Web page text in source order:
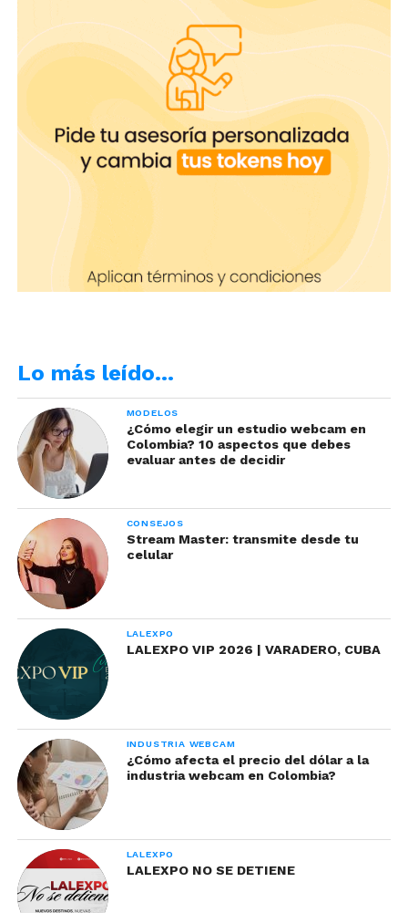
Lo más leído…
MODELOS
¿Cómo elegir un estudio webcam en
Colombia? 10 aspectos que debes
evaluar antes de decidir
CONSEJOS
Stream Master: transmite desde tu
celular
LALEXPO
LALEXPO VIP 2026 | VARADERO, CUBA
INDUSTRIA WEBCAM
¿Cómo afecta el precio del dólar a la
industria webcam en Colombia?
LALEXPO
LALEXPO NO SE DETIENE